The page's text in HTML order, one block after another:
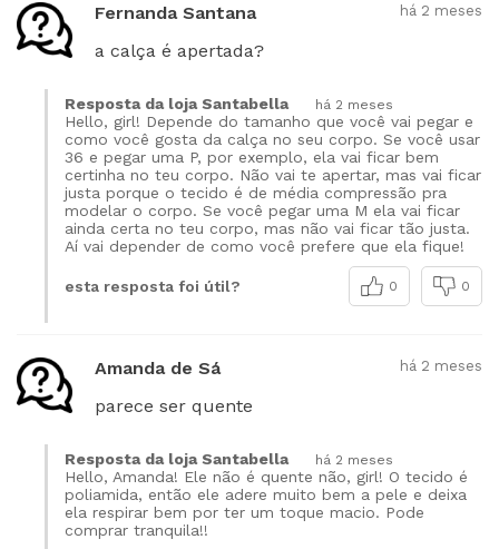
Fernanda Santana há 2 meses
a calça é apertada?
Resposta da loja Santabella há 2 meses
Hello, girl! Depende do tamanho que você vai pegar e
como você gosta da calça no seu corpo. Se você usar
36 e pegar uma P, por exemplo, ela vai ficar bem
certinha no teu corpo. Não vai te apertar, mas vai ficar
justa porque o tecido é de média compressão pra
modelar o corpo. Se você pegar uma M ela vai ficar
ainda certa no teu corpo, mas não vai ficar tão justa.
Aí vai depender de como você prefere que ela fique!
esta resposta foi útil? 0 0
Amanda de Sá há 2 meses
parece ser quente
Resposta da loja Santabella há 2 meses
Hello, Amanda! Ele não é quente não, girl! O tecido é
poliamida, então ele adere muito bem a pele e deixa
ela respirar bem por ter um toque macio. Pode
comprar tranquila!!